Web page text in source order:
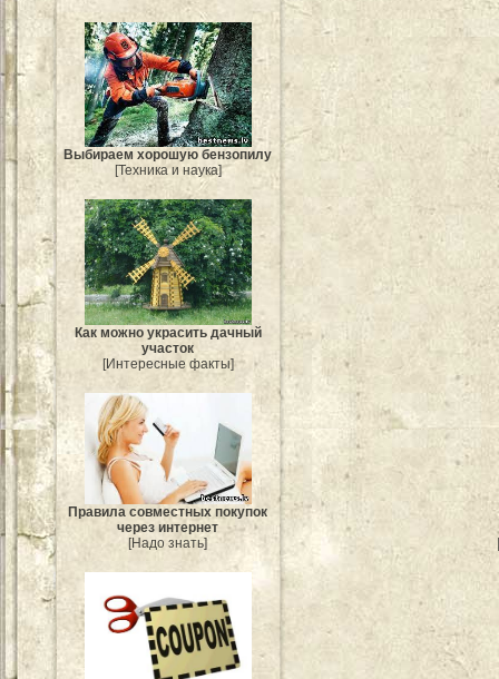
Выбираем хорошую бензопилу
[Техника и наука]
Как можно украсить дачный
участок
[Интересные факты]
Правила совместных покупок
через интернет
[Надо знать]